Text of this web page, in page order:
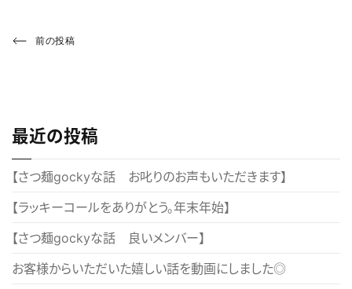
投
ゲ
ー
ョ
ン
Previous
前の投稿
最近の投稿
【さつ麺gockyな話 お叱りのお声もいただきます】
【ラッキーコールをありがとう。年末年始】
【さつ麺gockyな話 良いメンバー】
お客様からいただいた嬉しい話を動画にしました◎